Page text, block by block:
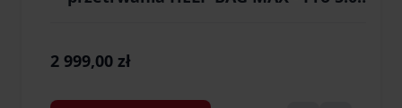
2 999,00 zł